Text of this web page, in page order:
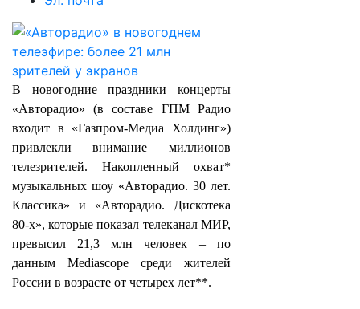
В новогодние праздники концерты
«Авторадио» (в составе ГПМ Радио
входит в «Газпром-Медиа Холдинг»)
привлекли внимание миллионов
телезрителей. Накопленный охват*
музыкальных шоу «Авторадио. 30 лет.
Классика» и «Авторадио. Дискотека
80-х», которые показал телеканал МИР,
превысил 21,3 млн человек – по
данным Mediascope среди жителей
России в возрасте от четырех лет**.